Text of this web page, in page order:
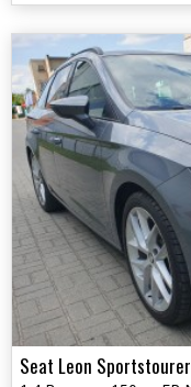
Seat Leon Sportstourer